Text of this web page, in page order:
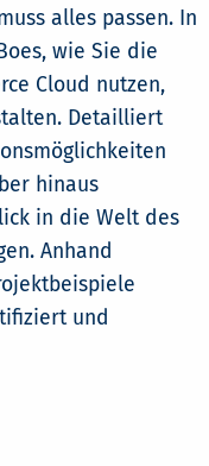
alles passen. In
wie Sie die
Cloud nutzen,
Detailliert
hinaus
in die Welt des
Anhand
und